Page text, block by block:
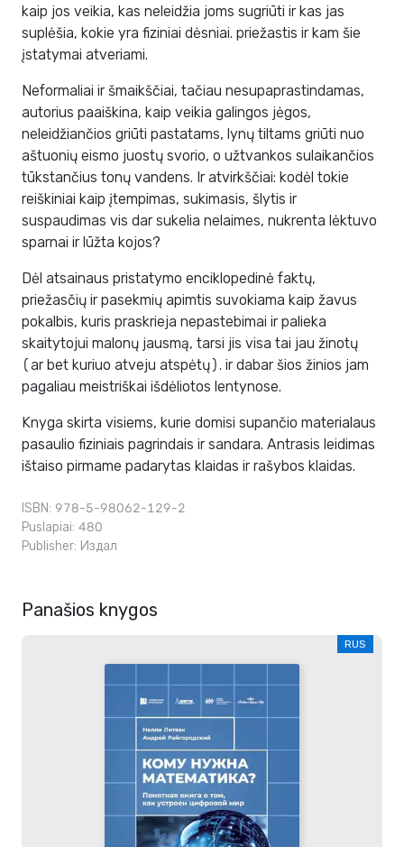
kaip jos veikia, kas neleidžia joms sugriūti ir kas jas
suplėšia, kokie yra fiziniai dėsniai. priežastis ir kam šie
įstatymai atveriami.
Neformaliai ir šmaikščiai, tačiau nesupaprastindamas,
autorius paaiškina, kaip veikia galingos jėgos,
neleidžiančios griūti pastatams, lynų tiltams griūti nuo
aštuonių eismo juostų svorio, o užtvankos sulaikančios
tūkstančius tonų vandens. Ir atvirkščiai: kodėl tokie
reiškiniai kaip įtempimas, sukimasis, šlytis ir
suspaudimas vis dar sukelia nelaimes, nukrenta lėktuvo
sparnai ir lūžta kojos?
Dėl atsainaus pristatymo enciklopedinė faktų,
priežasčių ir pasekmių apimtis suvokiama kaip žavus
pokalbis, kuris praskrieja nepastebimai ir palieka
skaitytojui malonų jausmą, tarsi jis visa tai jau žinotų
(ar bet kuriuo atveju atspėtų). ir dabar šios žinios jam
pagaliau meistriškai išdėliotos lentynose.
Knyga skirta visiems, kurie domisi supančio materialaus
pasaulio fiziniais pagrindais ir sandara. Antrasis leidimas
ištaiso pirmame padarytas klaidas ir rašybos klaidas.
ISBN: 978-5-98062-129-2
Puslapiai: 480
Publisher: Издал
Panašios knygos
RUS